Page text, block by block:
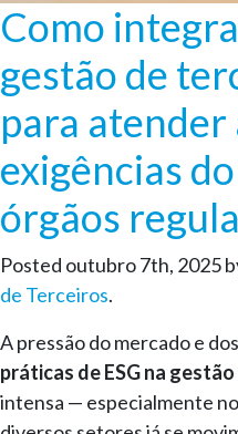
Como
gestão de
para atender
exigências
órgãos
Posted outubro 7th, 2025
de Terceiros.
A pressão do mercado e
práticas de ESG na
intensa — especialmente